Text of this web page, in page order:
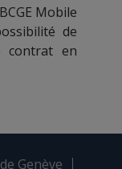
Mobile
de
contrat en
Genève